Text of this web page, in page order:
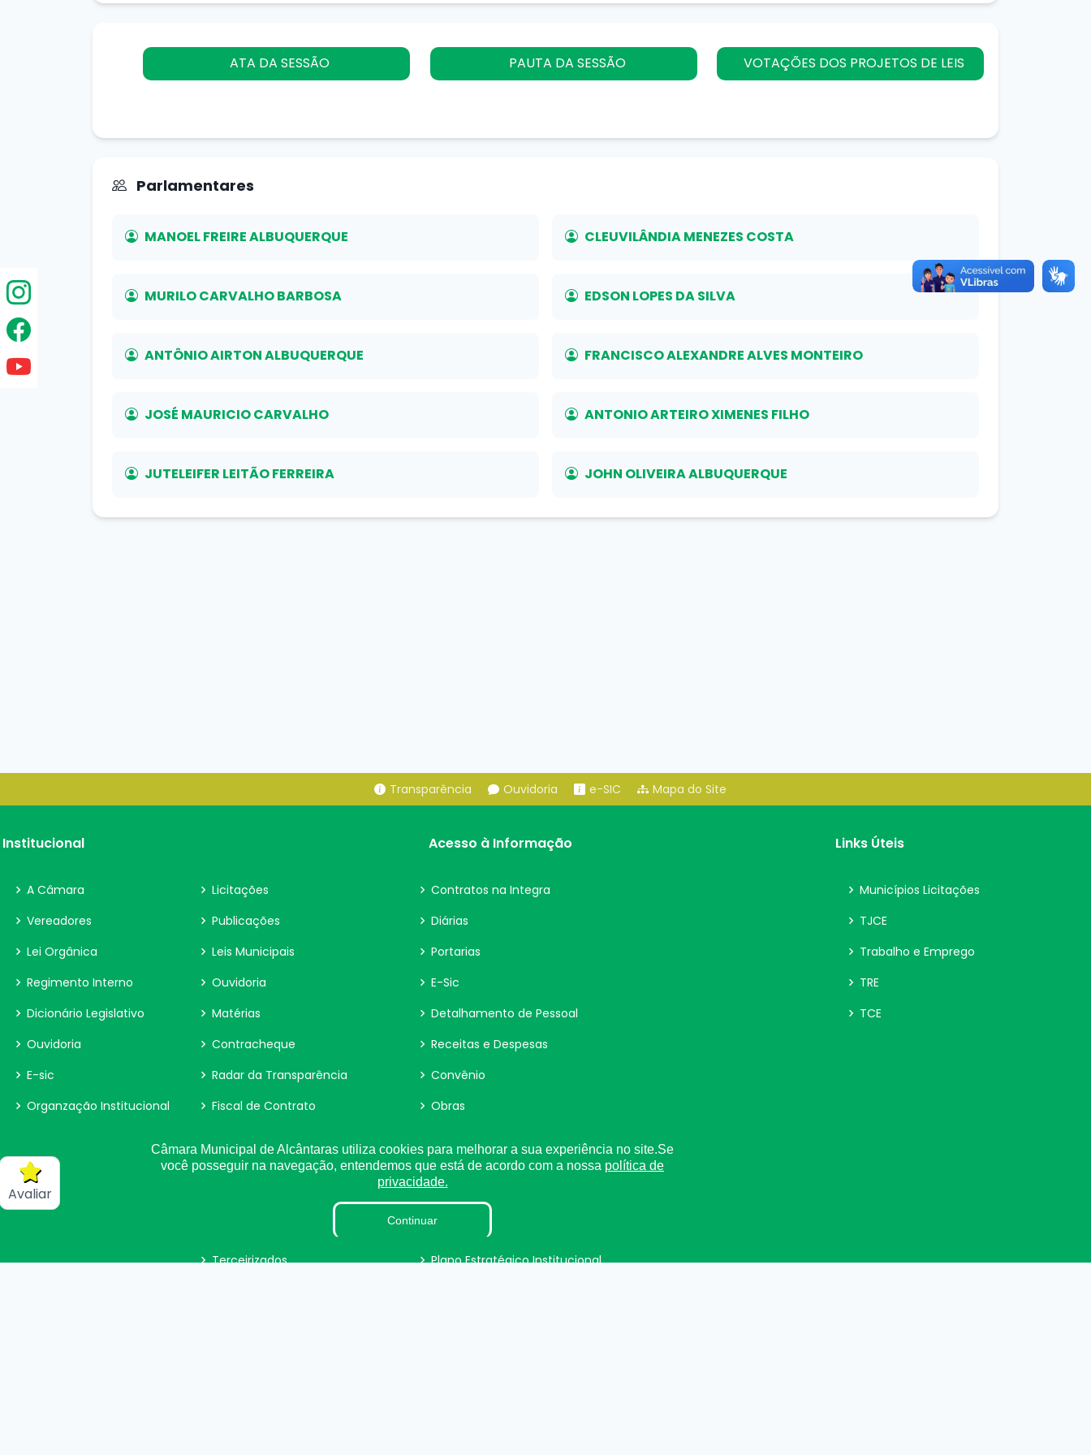
Avaliar
ATA DA SESSÃO PAUTA DA SESSÃO VOTAÇÕES DOS PROJETOS DE LEIS
Parlamentares
MANOEL FREIRE ALBUQUERQUE CLEUVILÂNDIA MENEZES COSTA
MURILO CARVALHO BARBOSA EDSON LOPES DA SILVA
ANTÔNIO AIRTON ALBUQUERQUE FRANCISCO ALEXANDRE ALVES MONTEIRO
JOSÉ MAURICIO CARVALHO ANTONIO ARTEIRO XIMENES FILHO
JUTELEIFER LEITÃO FERREIRA JOHN OLIVEIRA ALBUQUERQUE
Transparência Ouvidoria e-SIC Mapa do Site
Institucional
A Câmara
Vereadores
Lei Orgânica
Regimento Interno
Dicionário Legislativo
Ouvidoria
E-sic
Organzação Institucional
Acesso à Informação
Licitações
Contratos na Integra
Publicações
Diárias
Leis Municipais
Portarias
Ouvidoria
E-Sic
Matérias
Detalhamento de Pessoal
Contracheque
Receitas e Despesas
Radar da Transparência
Convênio
Fiscal de Contrato
Obras
Estagiários
Perguntas e Respostas
Sigilo de Documentos
Processos Seletivos
Terceirizados
Plano Estratégico Institucional
Links Úteis
Municípios Licitações
TJCE
Trabalho e Emprego
TRE
TCE
Câmara Municipal de Alcântaras utiliza cookies para melhorar a sua experiência no site.Se
você posseguir na navegação, entendemos que está de acordo com a nossa política de
privacidade.
Continuar